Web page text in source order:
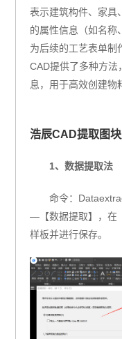
表示建筑构件、家具
的属性信息（如名称
为后续的工艺表单制
CAD提供了多种方
息，用于高效创建物
浩辰CAD提取图块
1、数据提取法
命令：
—【数据提取】，在
样板并进行保存。